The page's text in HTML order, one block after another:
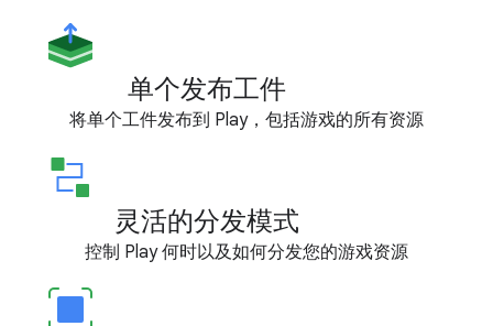
单个发布工件
将单个工件发布到 Play，包括游戏的所有资源
灵活的分发模式
控制 Play 何时以及如何分发您的游戏资源